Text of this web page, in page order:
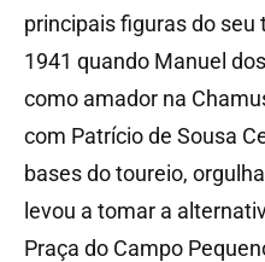
principais figuras do seu
1941 quando Manuel
como amador na
com Patrício de Sousa
bases do toureio,
levou a tomar a
Praça do Campo